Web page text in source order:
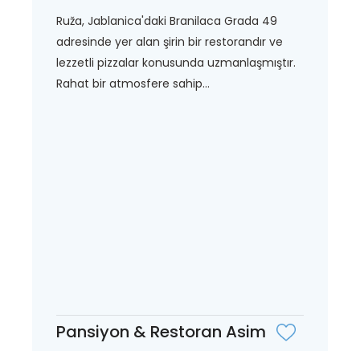
Ruža, Jablanica'daki Branilaca Grada 49
adresinde yer alan şirin bir restorandır ve
lezzetli pizzalar konusunda uzmanlaşmıştır.
Rahat bir atmosfere sahip...
Pansiyon & Restoran Asim